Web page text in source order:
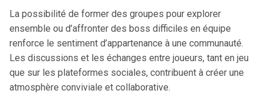
La possibilité de former des groupes pour explorer
ensemble ou d’affronter des boss difficiles en équipe
renforce le sentiment d’appartenance à une communauté.
Les discussions et les échanges entre joueurs, tant en jeu
que sur les plateformes sociales, contribuent à créer une
atmosphère conviviale et collaborative.